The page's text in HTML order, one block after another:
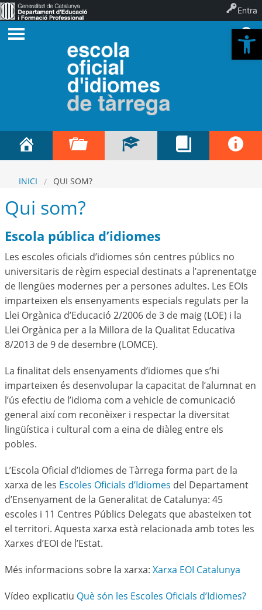
INICI QUI SOM?
Qui som?
Escola pública d’idiomes
Les escoles oficials d’idiomes són centres públics no
universitaris de règim especial destinats a l’aprenentatge
de llengües modernes per a persones adultes. Les EOIs
imparteixen els ensenyaments especials regulats per la
Llei Orgànica d’Educació 2/2006 de 3 de maig (LOE) i la
Llei Orgànica per a la Millora de la Qualitat Educativa
8/2013 de 9 de desembre (LOMCE).
La finalitat dels ensenyaments d’idiomes que s’hi
imparteixen és desenvolupar la capacitat de l’alumnat en
l’ús efectiu de l’idioma com a vehicle de comunicació
general així com reconèixer i respectar la diversitat
lingüística i cultural com a eina de diàleg entre els
pobles.
L’Escola Oficial d’Idiomes de Tàrrega forma part de la
xarxa de les Escoles Oficials d’Idiomes del Departament
d’Ensenyament de la Generalitat de Catalunya: 45
escoles i 11 Centres Públics Delegats que abasteixen tot
el territori. Aquesta xarxa està relacionada amb totes les
Xarxes d’EOI de l’Estat.
Més informacions sobre la xarxa: Xarxa EOI Catalunya
Vídeo explicatiu Què són les Escoles Oficials d’Idiomes?
Entra